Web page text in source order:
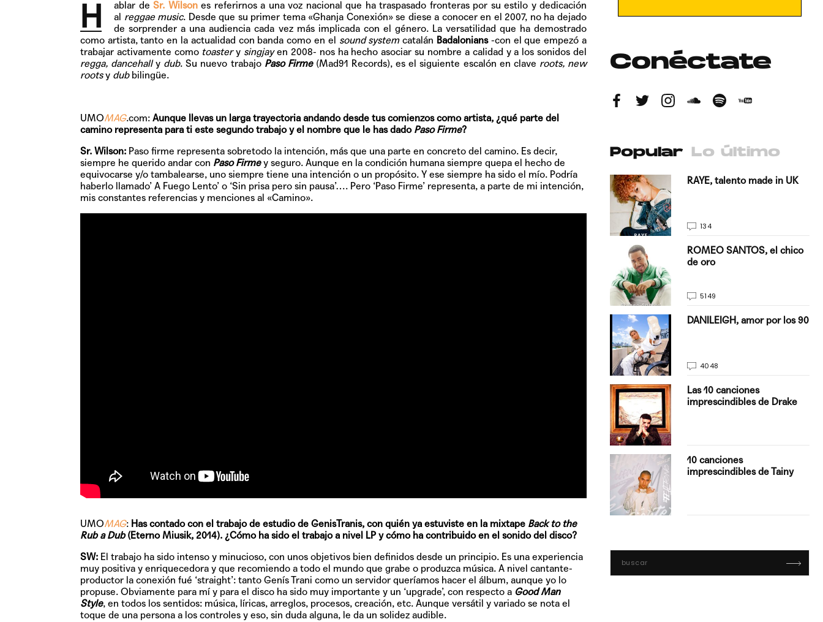
H ablar de Sr. Wilson es referirnos a una voz nacional que ha traspasado fronteras por su estilo y dedicación
al reggae music. Desde que su primer tema «Ghanja Conexión» se diese a conocer en el 2007, no ha dejado
de sorprender a una audiencia cada vez más implicada con el género. La versatilidad que ha demostrado
como artista, tanto en la actualidad con banda como en el sound systemcatalán Badalonians-con el que empezó a
trabajar activamente como toastery singjayen 2008- nos ha hecho asociar su nombre a calidad y a los sonidos del
regga, dancehally dub. Su nuevo trabajo Paso Firme (Mad91 Records), es el siguiente escalón en clave roots, new
rootsydubbilingüe.
UMOMAG.com: Aunque llevas un larga trayectoria andando desde tus comienzos como artista, ¿qué parte del
camino representa para ti este segundo trabajo y el nombre que le has dado Paso Firme?
Sr. Wilson: Paso firme representa sobretodo la intención, más que una parte en concreto del camino. Es decir,
siempre he querido andar con Paso Firmey seguro. Aunque en la condición humana siempre quepa el hecho de
equivocarse y/o tambalearse, uno siempre tiene una intención o un propósito. Y ese siempre ha sido el mío. Podría
haberlo llamado’ A Fuego Lento’ o ‘Sin prisa pero sin pausa’…. Pero ‘Paso Firme’ representa, a parte de mi intención,
mis constantes referencias y menciones al «Camino».
UMOMAG: Has contado con el trabajo de estudio de GenisTranis, con quién ya estuviste en la mixtape Back to the
Rub a Dub(Eterno Miusik, 2014). ¿Cómo ha sido el trabajo a nivel LP y cómo ha contribuido en el sonido del disco?
SW: El trabajo ha sido intenso y minucioso, con unos objetivos bien definidos desde un principio. Es una experiencia
muy positiva y enriquecedora y que recomiendo a todo el mundo que grabe o produzca música. A nivel cantante-
productor la conexión fué ‘straight’: tanto Genís Trani como un servidor queríamos hacer el álbum, aunque yo lo
propuse. Obviamente para mí y para el disco ha sido muy importante y un ‘upgrade’, con respecto a Good Man
Style, en todos los sentidos: música, líricas, arreglos, procesos, creación, etc. Aunque versátil y variado se nota el
toque de una persona a los controles y eso, sin duda alguna, le da un solidez audible.
Conéctate
Popular Lo último
TAINY, adelantado a su
tiempo
RAYE, talento made in UK
134
ROMEO SANTOS, el chico
de oro
5149
DANILEIGH, amor por los 90
4048
Las 10 canciones
imprescindibles de Drake
10 canciones
imprescindibles de Tainy